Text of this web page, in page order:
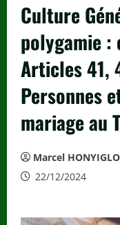
Culture
polygamie :
Articles 41,
Personnes
mariage au
Marcel HONYIGLO
22/12/2024